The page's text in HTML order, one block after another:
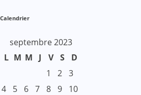
Calendrier
septembre 2023
L M M J V S
D
1
2 3
4
5 6 7 8 9
10